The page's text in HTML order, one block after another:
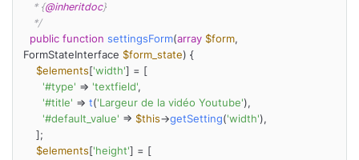
   * {
@inheritdoc}
   */
public function settingsForm(array $form,
FormStateInterface $form_state) {
$elements ['width'] = [
'#type' => 'textfield',
'#title' => t('Largeur de la vidéo Youtube'),
'#default_value' => $this->getSetting('width'),
$elements ['height'] = [